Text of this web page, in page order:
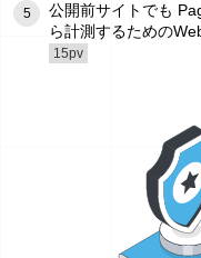
5
公開前サイトでも
ら計測するための
15pv